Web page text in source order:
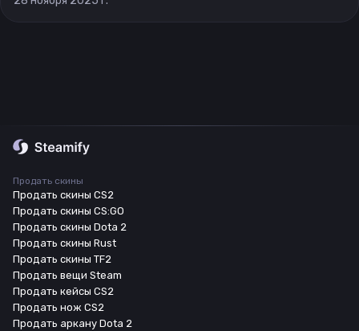
Продать скины
Продать скины CS2
Продать скины CS:GO
Продать скины Dota 2
Продать скины Rust
Продать скины TF2
Продать вещи Steam
Продать кейсы CS2
Продать нож CS2
Продать аркану Dota 2